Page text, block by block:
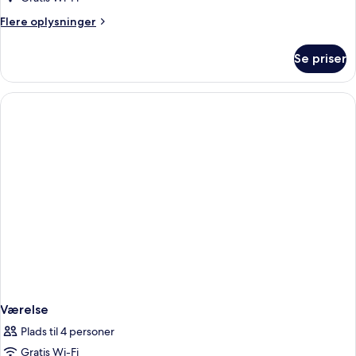
Flere oplysninger
Flere
Se priser
Værelse
Plads til 4 personer
Gratis Wi-Fi